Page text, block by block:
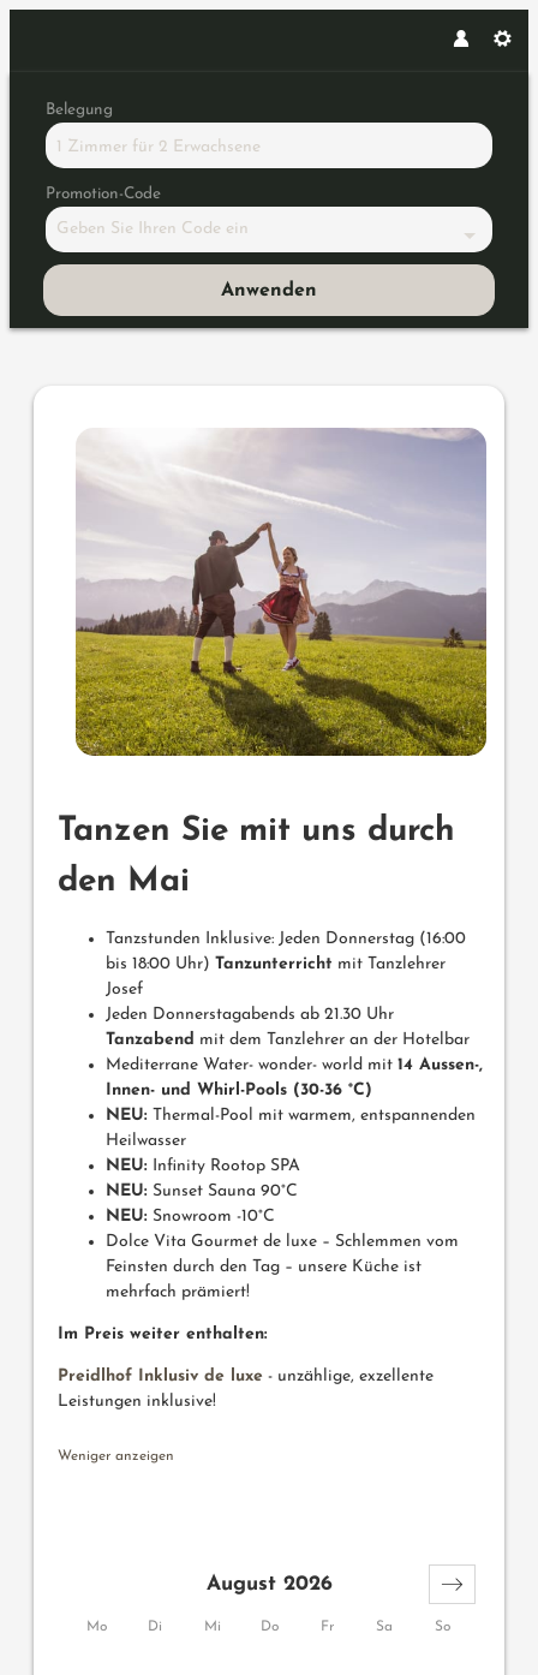
Belegung
1 Zimmer für 2 Erwachsene
Promotion-Code
Geben Sie Ihren Code ein
Anwenden
Angebotsdetails für Tanzen
Tanzen Sie mit uns durch
den Mai
Tanzstunden Inklusive: Jeden Donnerstag (16:00
bis 18:00 Uhr) Tanzunterricht mit Tanzlehrer
Josef
Jeden Donnerstagabends ab 21.30 Uhr
Tanzabend mit dem Tanzlehrer an der Hotelbar
Mediterrane Water- wonder- world mit 14 Aussen-,
Innen- und Whirl-Pools (30-36 °C)
NEU: Thermal-Pool mit warmem, entspannenden
Heilwasser
NEU: Infinity Rootop SPA
NEU: Sunset Sauna 90°C
NEU: Snowroom -10°C
Dolce Vita Gourmet de luxe – Schlemmen vom
Feinsten durch den Tag – unsere Küche ist
mehrfach prämiert!
Im Preis weiter enthalten:
Preidlhof Inklusiv de luxe - unzählige, exzellente
Leistungen inklusive!
Weniger anzeigen
Mo Di Mi Do Fr Sa So
August 2026